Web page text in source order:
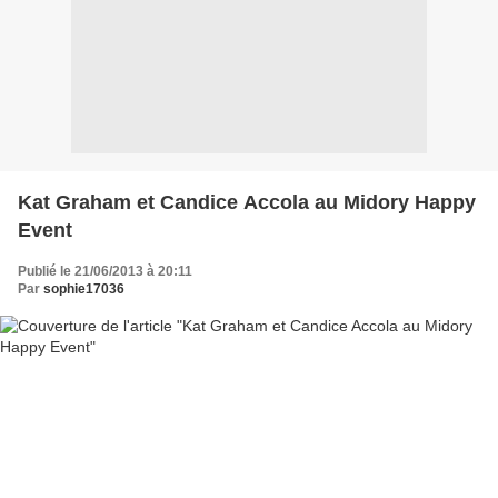
Kat Graham et Candice Accola au Midory Happy
Event
Publié le 21/06/2013 à 20:11
Par sophie17036